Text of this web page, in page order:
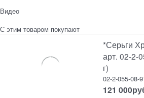
Видео
С этим товаром покупают
*Серьги
арт. 02-2-
г)
02-2-055-08-
121 000